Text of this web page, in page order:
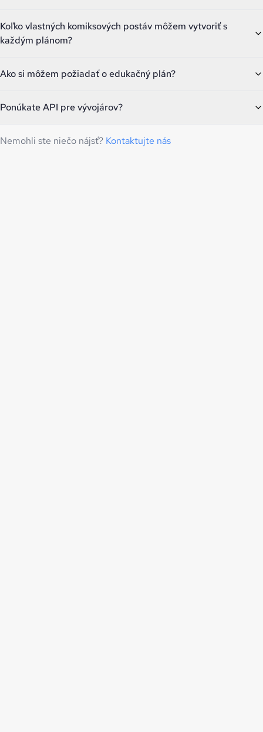
Koľko vlastných komiksových postáv môžem vytvoriť s
každým plánom?
Ako si môžem požiadať o edukačný plán?
Ponúkate API pre vývojárov?
Nemohli ste niečo nájsť? Kontaktujte nás